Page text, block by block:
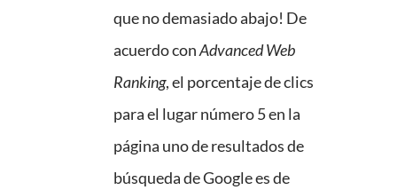
que no demasiado abajo! De
acuerdo conAdvanced Web
Ranking, el porcentaje de clics
para el lugar número 5 en la
página uno de resultados de
búsqueda de Google es de